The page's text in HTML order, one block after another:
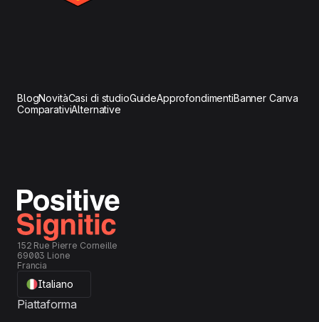
BlogNovitàCasi di studioGuideApprofondimentiBanner Canva
ComparativiAlternative
152 Rue Pierre Corneille
69003 Lione
Francia
Italiano
Piattaforma